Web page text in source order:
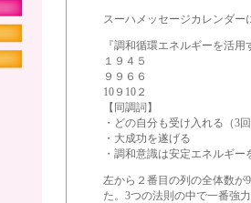
スーハメッセージカレンダ
『調和循環エネルギーを活用
１９４５
９９６６
10９10２
【同調詞】
・どの自分も受け入れる（3回
・大成功を遂げる
・調和意識は安定エネルギー
左から２番目の列の全体数が
た。3つの法則の中で一番強